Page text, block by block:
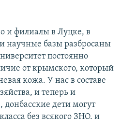
и филиалы в Луцке, в
базы разбросаны
постоянно
от крымского, который
кожа. У нас в составе
и теперь и
дети могут
без всякого ЗНО, и